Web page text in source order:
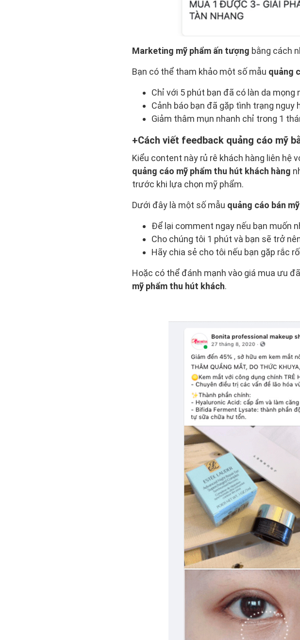
Marketing mỹ phẩm ấn tượng bằng cách
Bạn có thể tham khảo một số mẫu quảng
Chỉ với 5 phút bạn đã có làn da mọng
Cảnh báo bạn đã gặp tình trạng nguy
Giảm thâm mụn nhanh chỉ trong 1
Cách viết feedback quảng cáo mỹ
Kiểu content này rủ rê khách hàng liên hệ
quảng cáo mỹ phẩm thu hút khách hàng
trước khi lựa chọn mỹ phẩm.
Dưới đây là một số mẫu quảng cáo bán
Để lại comment ngay nếu bạn muốn
Cho chúng tôi 1 phút và bạn sẽ trở
Hãy chia sẻ cho tôi nếu bạn gặp rắc
Hoặc có thể đánh mạnh vào giá mua ưu
mỹ phẩm thu hút khách.